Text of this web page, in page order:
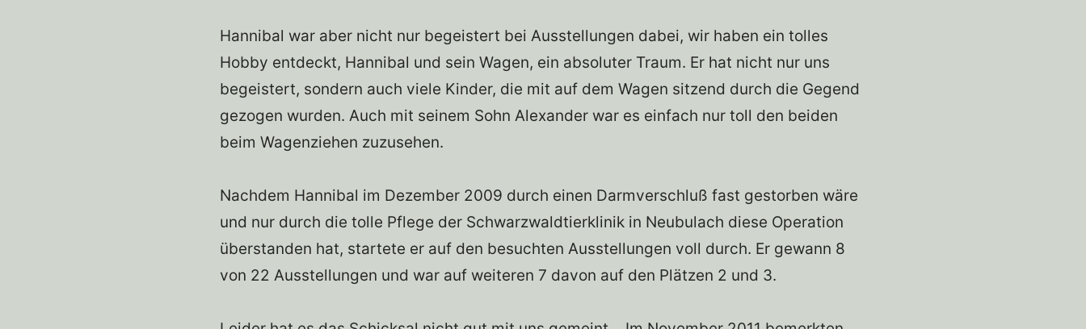
Hannibal war aber nicht nur begeistert bei Ausstellungen dabei, wir haben ein tolles
Hobby entdeckt, Hannibal und sein Wagen, ein absoluter Traum. Er hat nicht nur uns
begeistert, sondern auch viele Kinder, die mit auf dem Wagen sitzend durch die Gegend
gezogen wurden. Auch mit seinem Sohn Alexander war es einfach nur toll den beiden
beim Wagenziehen zuzusehen.
Nachdem Hannibal im Dezember 2009 durch einen Darmverschluß fast gestorben wäre
und nur durch die tolle Pflege der Schwarzwaldtierklinik in Neubulach diese Operation
überstanden hat, startete er auf den besuchten Ausstellungen voll durch. Er gewann 8
von 22 Ausstellungen und war auf weiteren 7 davon auf den Plätzen 2 und 3.